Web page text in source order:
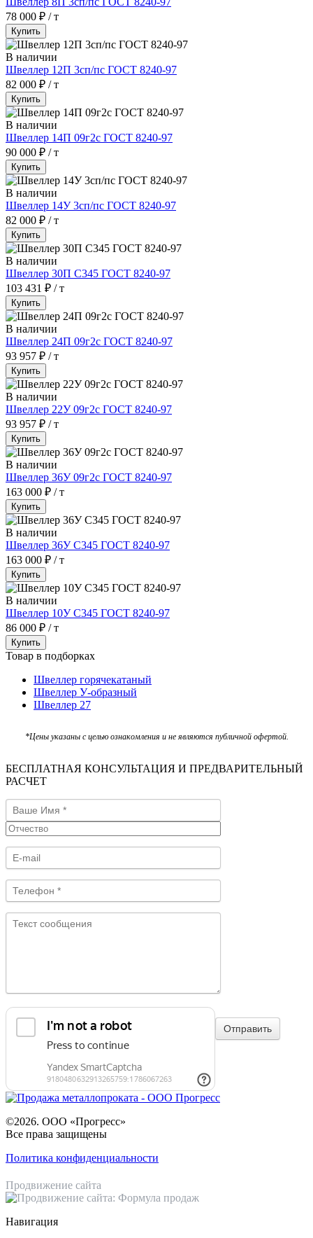
78 000 ₽ / т
Купить
В наличии
Швеллер 12П 3сп/пс ГОСТ 8240-97
82 000 ₽ / т
Купить
В наличии
Швеллер 14П 09г2с ГОСТ 8240-97
90 000 ₽ / т
Купить
В наличии
Швеллер 14У 3сп/пс ГОСТ 8240-97
82 000 ₽ / т
Купить
В наличии
Швеллер 30П С345 ГОСТ 8240-97
103 431 ₽ / т
Купить
В наличии
Швеллер 24П 09г2с ГОСТ 8240-97
93 957 ₽ / т
Купить
В наличии
Швеллер 22У 09г2с ГОСТ 8240-97
93 957 ₽ / т
Купить
В наличии
Швеллер 36У 09г2с ГОСТ 8240-97
163 000 ₽ / т
Купить
В наличии
Швеллер 36У С345 ГОСТ 8240-97
163 000 ₽ / т
Купить
В наличии
Швеллер 10У С345 ГОСТ 8240-97
86 000 ₽ / т
Купить
Товар в подборках
Швеллер горячекатаный
Швеллер У-образный
Швеллер 27
*Цены указаны с целью ознакомления и не являются публичной офертой.
БЕСПЛАТНАЯ КОНСУЛЬТАЦИЯ И ПРЕДВАРИТЕЛЬНЫЙ
РАСЧЕТ
©2026. ООО «Прогресс»
Все права защищены
Политика конфиденциальности
Продвижение сайта
Навигация